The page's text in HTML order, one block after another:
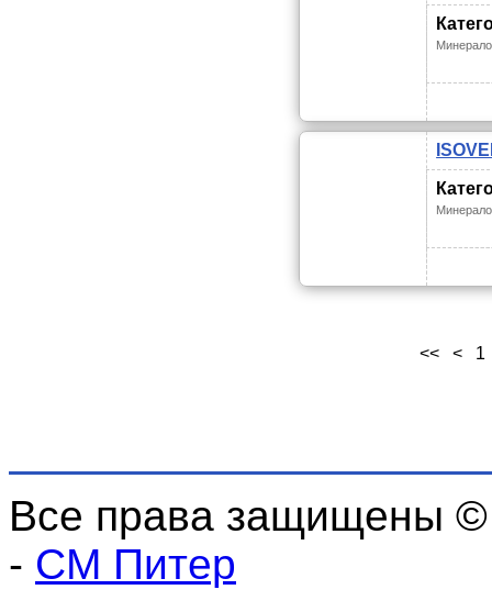
<< < 1
Все права защищены
- СМ Питер